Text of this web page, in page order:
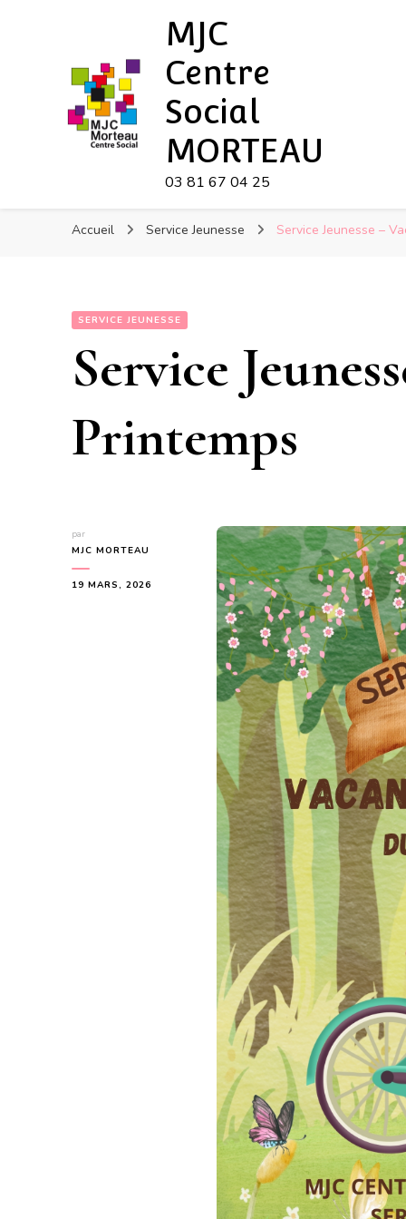
MJC
Centre
Social
MORTEAU
03 81 67 04 25
Accueil Service Jeunesse Service Jeunesse –
SERVICE JEUNESSE
Service
Printemps
par
MJC MORTEAU
19 MARS, 2026